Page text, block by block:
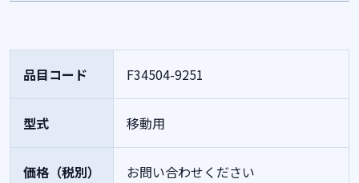
品目コード F34504-9251
型式 移動用
価格（税別） お問い合わせください